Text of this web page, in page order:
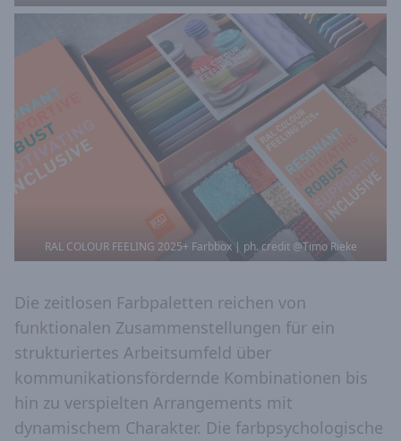
RAL COLOUR FEELING 2025+ Farbbox | ph. credit @Timo Rieke
Die zeitlosen Farbpaletten reichen von
funktionalen Zusammenstellungen für ein
strukturiertes Arbeitsumfeld über
kommunikationsfördernde Kombinationen bis
hin zu verspielten Arrangements mit
dynamischem Charakter. Die farbpsychologische